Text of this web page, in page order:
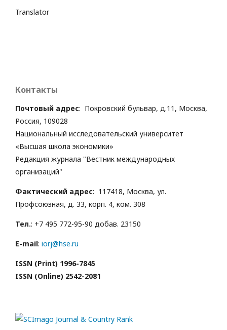
Translator
Контакты
Почтовый адрес: Покровский бульвар, д.11, Москва,
Россия, 109028
Национальный исследовательский университет
«Высшая школа экономики»
Редакция журнала "Вестник международных
организаций"
Фактический адрес: 117418, Москва, ул.
Профсоюзная, д. 33, корп. 4, ком. 308
Тел.: +7 495 772-95-90 добав. 23150
E-mail: iorj@hse.ru
ISSN (Print) 1996-7845
ISSN (Online) 2542-2081